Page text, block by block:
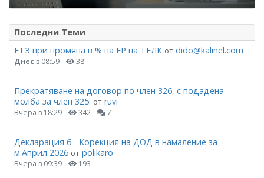
Последни Теми
ЕТЗ при промяна в % на ЕР на ТЕЛК от dido@kalinel.com
Днес в 08:59 38
Прекратяване на договор по член 326, с подадена
молба за член 325. от ruvi
Вчера в 18:29 342 7
Декларация 6 - Корекция на ДОД в намаление за
м.Април 2026 от polikaro
Вчера в 09:39 193